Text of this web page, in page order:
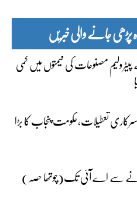
جانے والی خبریں
مصنوعات کی قیمتوں میں کمی
سرکاری تعطیلات،حکومت پنجاب کا بڑا
سے اے آئی تک(چوتھا حصہ)